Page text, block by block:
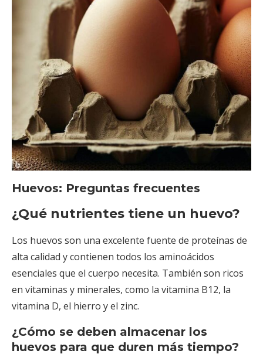
Huevos: Preguntas frecuentes
¿Qué nutrientes tiene un huevo?
Los huevos son una excelente fuente de proteínas de
alta calidad y contienen todos los aminoácidos
esenciales que el cuerpo necesita. También son ricos
en vitaminas y minerales, como la vitamina B12, la
vitamina D, el hierro y el zinc.
¿Cómo se deben almacenar los
huevos para que duren más tiempo?